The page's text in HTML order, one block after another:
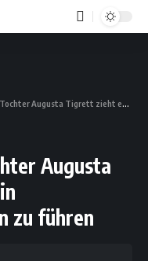
zieht es vor, ein zurückhaltendes Leben zu führen
Augusta
zu führen